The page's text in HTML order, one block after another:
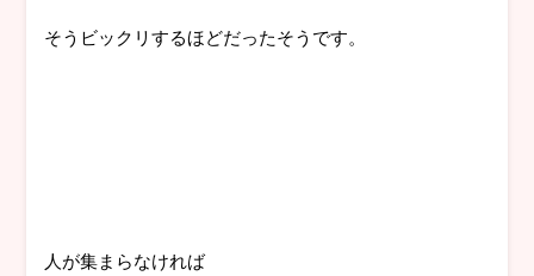
そうビックリするほどだったそうです。
人が集まらなければ